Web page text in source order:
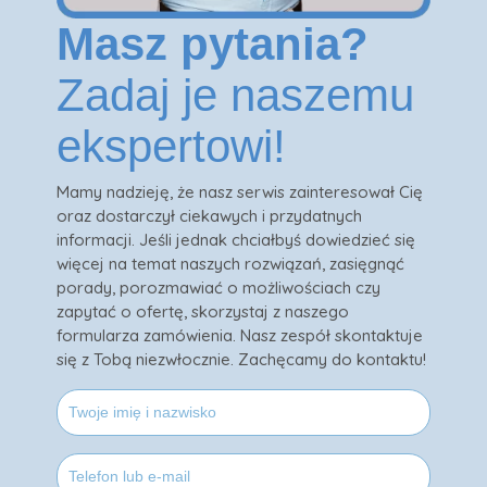
Masz pytania?
Zadaj je naszemu
ekspertowi!
Mamy nadzieję, że nasz serwis zainteresował Cię
oraz dostarczył ciekawych i przydatnych
informacji. Jeśli jednak chciałbyś dowiedzieć się
więcej na temat naszych rozwiązań, zasięgnąć
porady, porozmawiać o możliwościach czy
zapytać o ofertę, skorzystaj z naszego
formularza zamówienia. Nasz zespół skontaktuje
się z Tobą niezwłocznie. Zachęcamy do kontaktu!